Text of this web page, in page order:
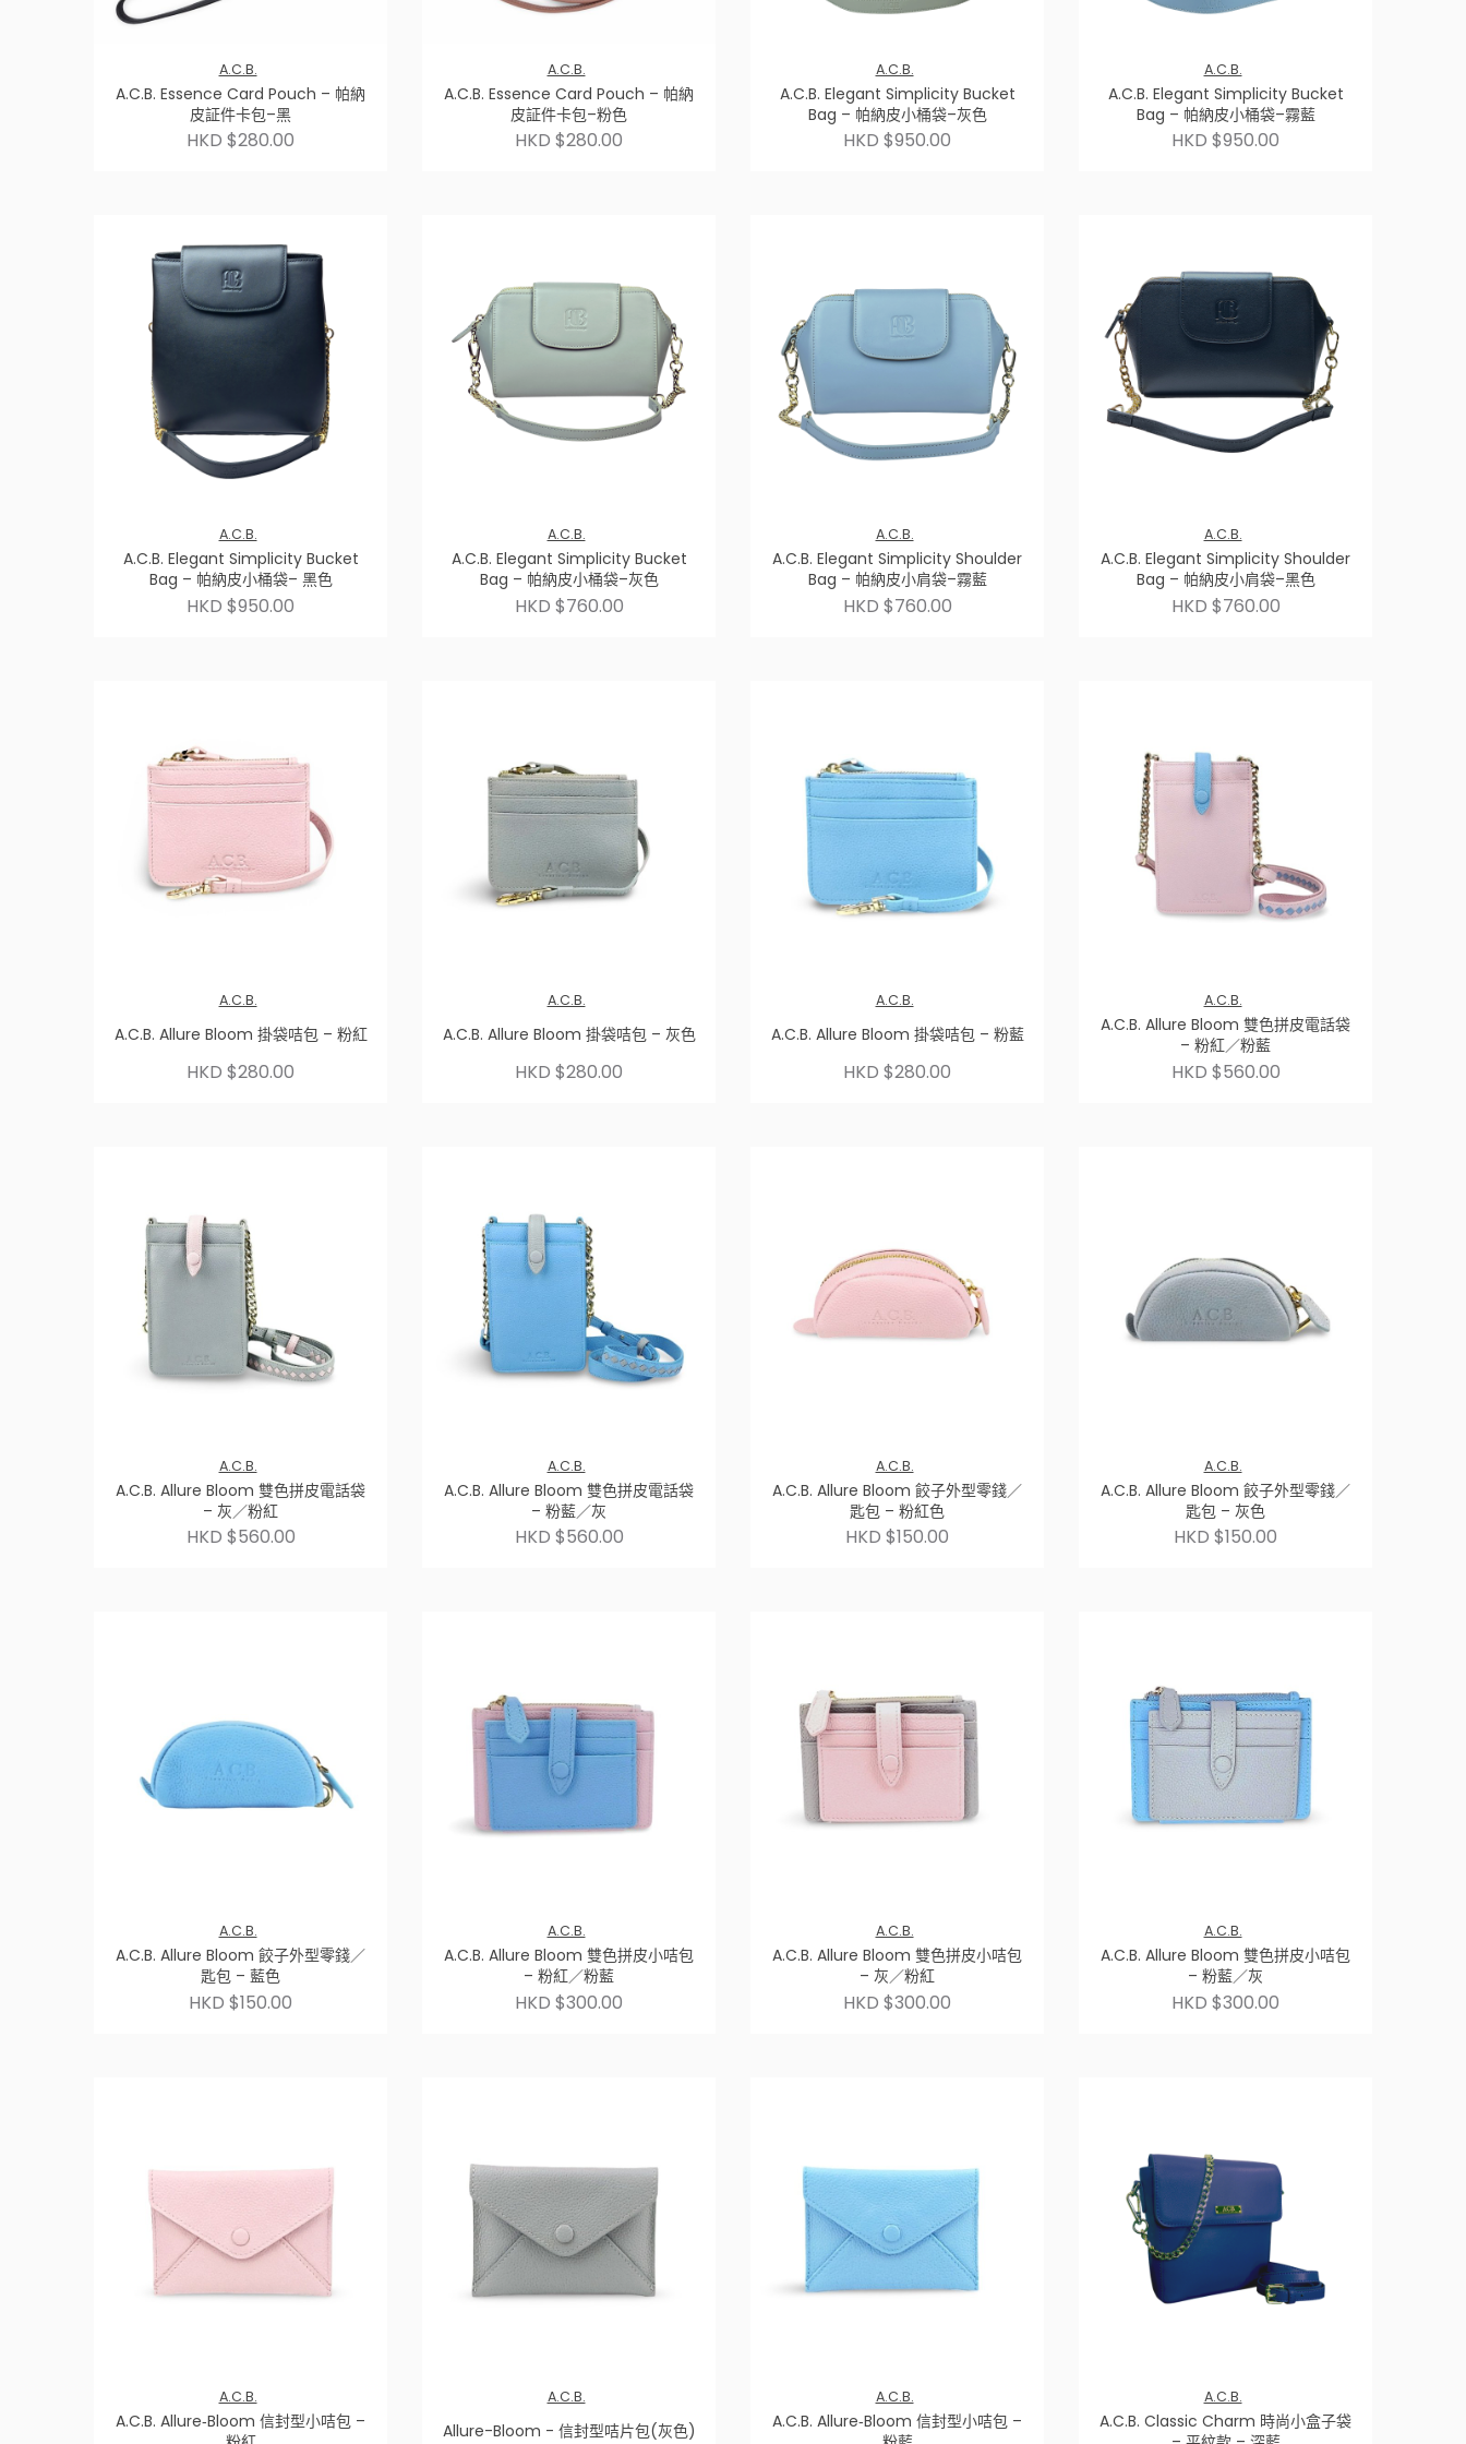
A.C.B.
A.C.B. Essence Card Pouch – 帕納
皮証件卡包–黑
HKD $280.00
A.C.B.
A.C.B. Essence Card Pouch – 帕納
皮証件卡包–粉色
HKD $280.00
A.C.B.
A.C.B. Elegant Simplicity Bucket
Bag – 帕納皮小桶袋–灰色
HKD $950.00
A.C.B.
A.C.B. Elegant Simplicity Bucket
Bag – 帕納皮小桶袋–霧藍
HKD $950.00
A.C.B.
A.C.B. Elegant Simplicity Bucket
Bag – 帕納皮小桶袋– 黑色
HKD $950.00
A.C.B.
A.C.B. Elegant Simplicity Bucket
Bag – 帕納皮小桶袋–灰色
HKD $760.00
A.C.B.
A.C.B. Elegant Simplicity Shoulder
Bag – 帕納皮小肩袋–霧藍
HKD $760.00
A.C.B.
A.C.B. Elegant Simplicity Shoulder
Bag – 帕納皮小肩袋–黑色
HKD $760.00
A.C.B.
A.C.B. Allure Bloom 掛袋咭包 – 粉紅
HKD $280.00
A.C.B.
A.C.B. Allure Bloom 掛袋咭包 – 灰色
HKD $280.00
A.C.B.
A.C.B. Allure Bloom 掛袋咭包 – 粉藍
HKD $280.00
A.C.B.
A.C.B. Allure Bloom 雙色拼皮電話袋
– 粉紅／粉藍
HKD $560.00
A.C.B.
A.C.B. Allure Bloom 雙色拼皮電話袋
– 灰／粉紅
HKD $560.00
A.C.B.
A.C.B. Allure Bloom 雙色拼皮電話袋
– 粉藍／灰
HKD $560.00
A.C.B.
A.C.B. Allure Bloom 餃子外型零錢／
匙包 – 粉紅色
HKD $150.00
A.C.B.
A.C.B. Allure Bloom 餃子外型零錢／
匙包 – 灰色
HKD $150.00
A.C.B.
A.C.B. Allure Bloom 餃子外型零錢／
匙包 – 藍色
HKD $150.00
A.C.B.
A.C.B. Allure Bloom 雙色拼皮小咭包
– 粉紅／粉藍
HKD $300.00
A.C.B.
A.C.B. Allure Bloom 雙色拼皮小咭包
– 灰／粉紅
HKD $300.00
A.C.B.
A.C.B. Allure Bloom 雙色拼皮小咭包
– 粉藍／灰
HKD $300.00
A.C.B.
A.C.B. Allure‑Bloom 信封型小咭包 –
A.C.B.
Allure-Bloom - 信封型咭片包(灰色)
A.C.B.
A.C.B. Allure‑Bloom 信封型小咭包 –
A.C.B.
A.C.B. Classic Charm 時尚小盒子袋